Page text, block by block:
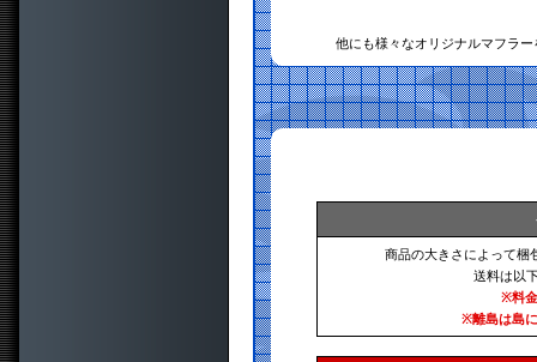
他にも様々なオリジナルマフラ
商品の大きさによって梱
送料は以
※料
※離島は島